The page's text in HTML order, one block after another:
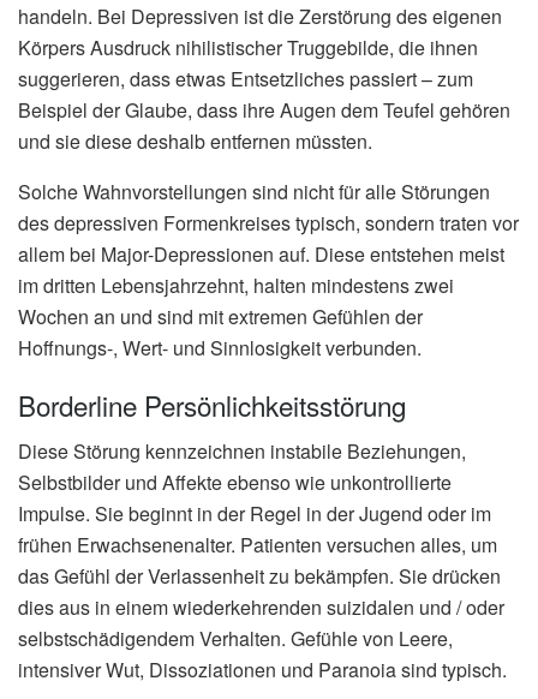
handeln. Bei Depressiven ist die Zerstörung des eigenen
Körpers Ausdruck nihilistischer Truggebilde, die ihnen
suggerieren, dass etwas Entsetzliches passiert – zum
Beispiel der Glaube, dass ihre Augen dem Teufel gehören
und sie diese deshalb entfernen müssten.
Solche Wahnvorstellungen sind nicht für alle Störungen
des depressiven Formenkreises typisch, sondern traten vor
allem bei Major-Depressionen auf. Diese entstehen meist
im dritten Lebensjahrzehnt, halten mindestens zwei
Wochen an und sind mit extremen Gefühlen der
Hoffnungs-, Wert- und Sinnlosigkeit verbunden.
Borderline Persönlichkeitsstörung
Diese Störung kennzeichnen instabile Beziehungen,
Selbstbilder und Affekte ebenso wie unkontrollierte
Impulse. Sie beginnt in der Regel in der Jugend oder im
frühen Erwachsenenalter. Patienten versuchen alles, um
das Gefühl der Verlassenheit zu bekämpfen. Sie drücken
dies aus in einem wiederkehrenden suizidalen und / oder
selbstschädigendem Verhalten. Gefühle von Leere,
intensiver Wut, Dissoziationen und Paranoia sind typisch.